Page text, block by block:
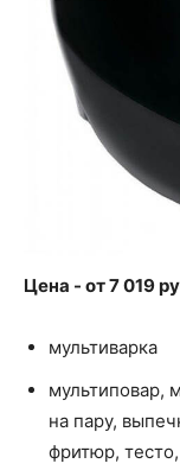
Цена - от 7 019
мультиварка
мультиповар,
на пару,
фритюр,